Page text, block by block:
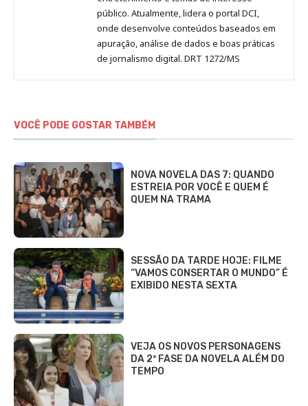
público. Atualmente, lidera o portal DCI,
onde desenvolve conteúdos baseados em
apuração, análise de dados e boas práticas
de jornalismo digital. DRT 1272/MS
VOCÊ PODE GOSTAR TAMBÉM
NOVA NOVELA DAS 7: QUANDO
ESTREIA POR VOCÊ E QUEM É
QUEM NA TRAMA
SESSÃO DA TARDE HOJE: FILME
“VAMOS CONSERTAR O MUNDO” É
EXIBIDO NESTA SEXTA
VEJA OS NOVOS PERSONAGENS
DA 2ª FASE DA NOVELA ALÉM DO
TEMPO